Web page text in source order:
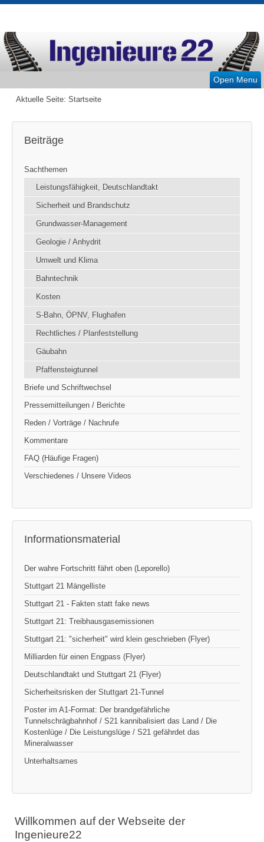
Open Menu
Aktuelle Seite: Startseite
Beiträge
Sachthemen
Leistungsfähigkeit, Deutschlandtakt
Sicherheit und Brandschutz
Grundwasser-Management
Geologie / Anhydrit
Umwelt und Klima
Bahntechnik
Kosten
S-Bahn, ÖPNV, Flughafen
Rechtliches / Planfeststellung
Gäubahn
Pfaffensteigtunnel
Briefe und Schriftwechsel
Pressemitteilungen / Berichte
Reden / Vorträge / Nachrufe
Kommentare
FAQ (Häufige Fragen)
Verschiedenes / Unsere Videos
Informationsmaterial
Der wahre Fortschritt fährt oben (Leporello)
Stuttgart 21 Mängelliste
Stuttgart 21 - Fakten statt fake news
Stuttgart 21: Treibhausgasemissionen
Stuttgart 21: "sicherheit" wird klein geschrieben (Flyer)
Milliarden für einen Engpass (Flyer)
Deutschlandtakt und Stuttgart 21 (Flyer)
Sicherheitsrisken der Stuttgart 21-Tunnel
Poster im A1-Format: Der brandgefährliche
Tunnelschrägbahnhof / S21 kannibalisiert das Land / Die
Kostenlüge / Die Leistungslüge / S21 gefährdet das
Mineralwasser
Unterhaltsames
Willkommen auf der Webseite der
Ingenieure22